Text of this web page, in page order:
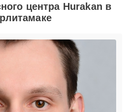
центра Hurakan в